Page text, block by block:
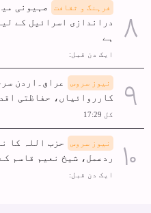
فرہنگ و ثقافت
صہیونی
دراندازی اسرائیل کے
ہے
ایک دن قبل:
نیوز سروس
عراق۔اردن
کارروائیاں، حفاظتی
کل 17:29
نیوز سروس
حزب اللہ کا
ردعمل، شیخ نعیم قاسم
ایک دن قبل: